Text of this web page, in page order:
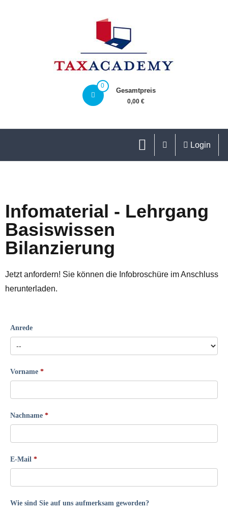
0
Gesamtpreis
0,00 €
Login
Infomaterial - Lehrgang
Basiswissen
Bilanzierung
Jetzt anfordern! Sie können die Infobroschüre im Anschluss
herunterladen.
Anrede
Vorname
Nachname
E-Mail
Wie sind Sie auf uns aufmerksam geworden?